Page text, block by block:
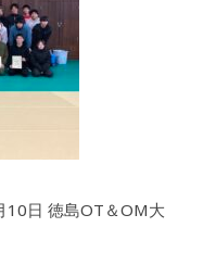
10日 徳島OT＆OM大